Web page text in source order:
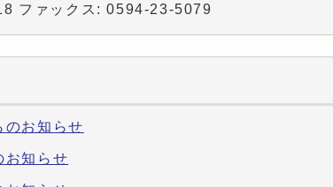
ファックス: 0594-23-5079
のお知らせ
お知らせ